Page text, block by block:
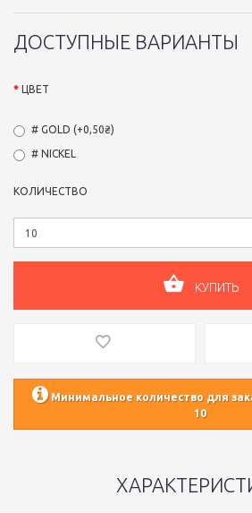
ДОСТУПНЫЕ ВАРИАНТЫ
ЦВЕТ
# GOLD (+0,50₴)
# NICKEL
КОЛИЧЕСТВО
КУПИТЬ
Минимальное количество для
10